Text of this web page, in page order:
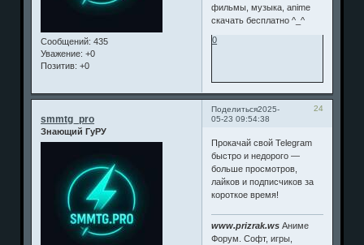
Сообщений: 435
Уважение: +0
Позитив: +0
фильмы, музыка, anime
скачать бесплатно ^_^
0
Поделиться 24
2025-
05-23 09:54:38
smmtg_pro
Знающий ГуРУ
Прокачай свой Telegram
быстро и недорого —
больше просмотров,
лайков и подписчиков за
короткое время!
www.prizrak.ws Аниме
Форум. Софт, игры,